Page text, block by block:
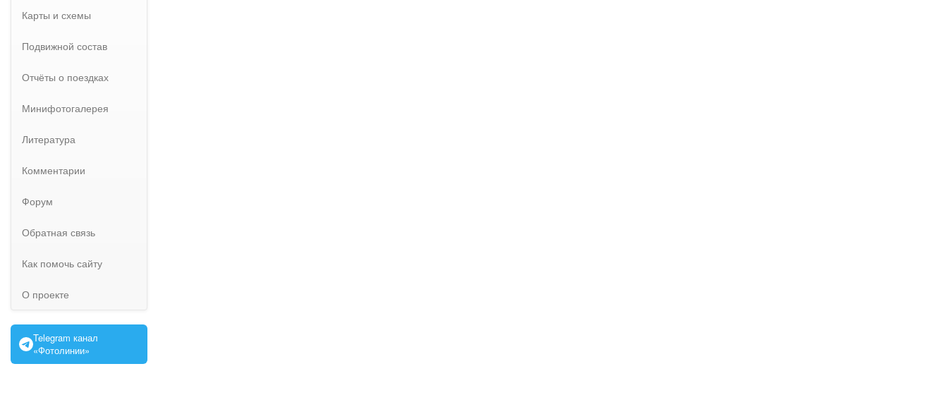
Карты и схемы
Подвижной состав
Отчёты о поездках
Минифотогалерея
Литература
Комментарии
Форум
Обратная связь
Как помочь сайту
О проекте
Telegram канал
«Фотолинии»